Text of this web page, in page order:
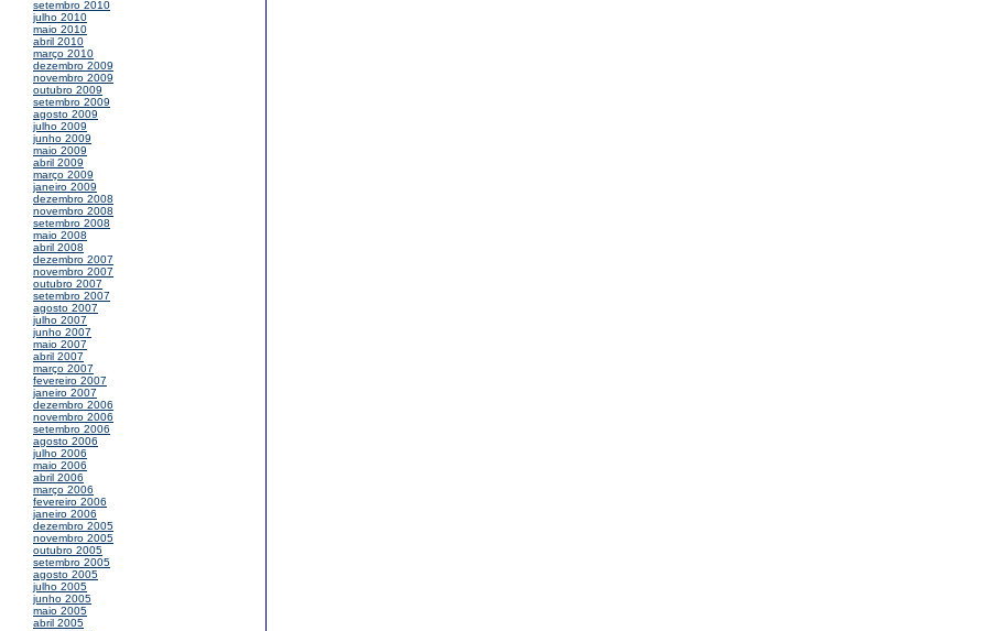
setembro 2010
julho 2010
maio 2010
abril 2010
março 2010
dezembro 2009
novembro 2009
outubro 2009
setembro 2009
agosto 2009
julho 2009
junho 2009
maio 2009
abril 2009
março 2009
janeiro 2009
dezembro 2008
novembro 2008
setembro 2008
maio 2008
abril 2008
dezembro 2007
novembro 2007
outubro 2007
setembro 2007
agosto 2007
julho 2007
junho 2007
maio 2007
abril 2007
março 2007
fevereiro 2007
janeiro 2007
dezembro 2006
novembro 2006
setembro 2006
agosto 2006
julho 2006
maio 2006
abril 2006
março 2006
fevereiro 2006
janeiro 2006
dezembro 2005
novembro 2005
outubro 2005
setembro 2005
agosto 2005
julho 2005
junho 2005
maio 2005
abril 2005